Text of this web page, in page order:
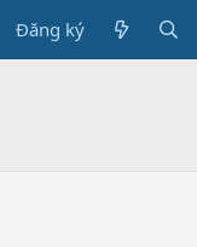
Đăng ký